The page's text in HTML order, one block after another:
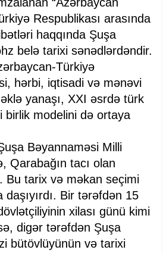
Respublikası arasında
haqqında Şuşa
belə tarixi sənədlərdəndir.
Türkiyə
hərbi, iqtisadi və mənəvi
yanaşı, XXI əsrdə türk
birlik modelini də ortaya
Bəyannaməsi Milli
Qarabağın tacı olan
Bu tarix və məkan seçimi
Bir tərəfdən 15
xilası günü kimi
digər tərəfdən Şuşa
bütövlüyünün və tarixi